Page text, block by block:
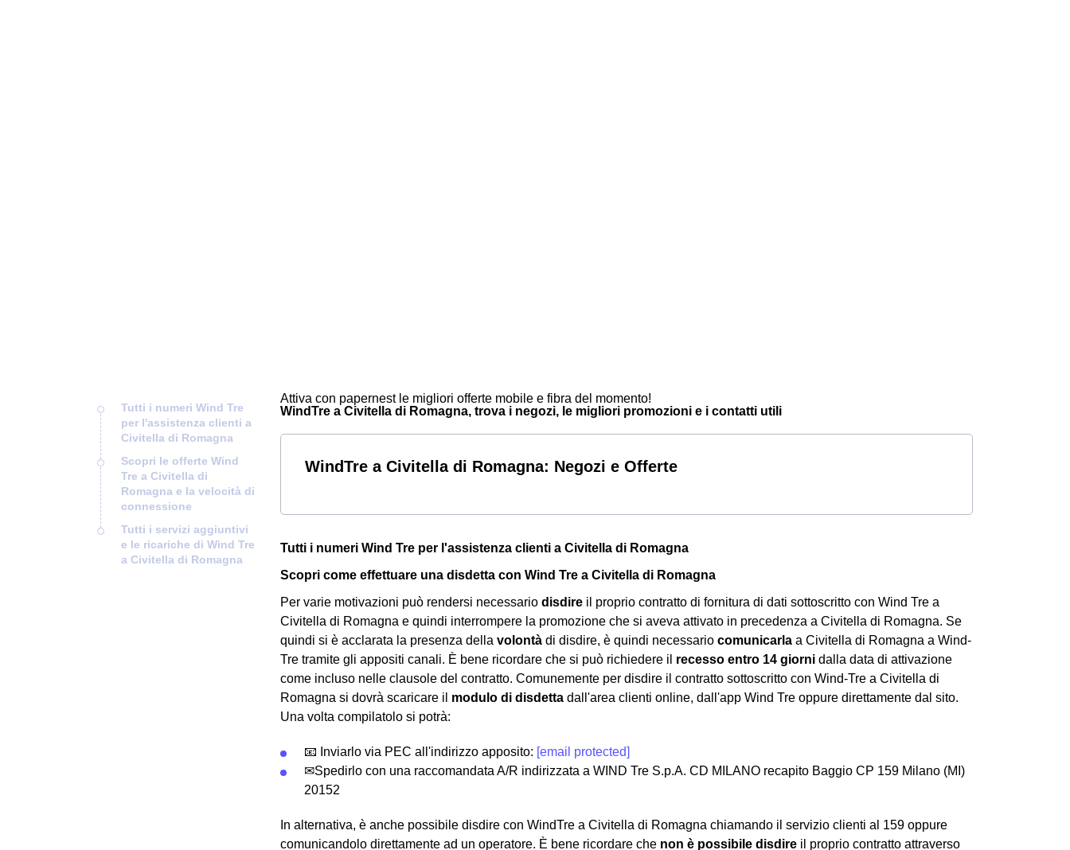
Tutti i numeri Wind Tre
per l'assistenza clienti a
Civitella di Romagna
Scopri le offerte Wind
Tre a Civitella di
Romagna e la velocità di
connessione
Tutti i servizi aggiuntivi
e le ricariche di Wind Tre
a Civitella di Romagna
Attiva con papernest le migliori offerte mobile e fibra del momento!
WindTre a Civitella di Romagna, trova i negozi, le migliori promozioni e i contatti utili
WindTre a Civitella di Romagna: Negozi e Offerte
Tutti i numeri Wind Tre per l'assistenza clienti a Civitella di Romagna
Scopri come effettuare una disdetta con Wind Tre a Civitella di Romagna
Per varie motivazioni può rendersi necessario disdire il proprio contratto di fornitura di dati sottoscritto con Wind Tre a
Civitella di Romagna e quindi interrompere la promozione che si aveva attivato in precedenza a Civitella di Romagna. Se
quindi si è acclarata la presenza della volontà di disdire, è quindi necessario comunicarla a Civitella di Romagna a Wind-
Tre tramite gli appositi canali. È bene ricordare che si può richiedere il recesso entro 14 giorni dalla data di attivazione
come incluso nelle clausole del contratto. Comunemente per disdire il contratto sottoscritto con Wind-Tre a Civitella di
Romagna si dovrà scaricare il modulo di disdetta dall'area clienti online, dall'app Wind Tre oppure direttamente dal sito.
Una volta compilatolo si potrà:
📧 Inviarlo via PEC all'indirizzo apposito: [email protected]
✉Spedirlo con una raccomandata A/R indirizzata a WIND Tre S.p.A. CD MILANO recapito Baggio CP 159 Milano (MI)
20152
In alternativa, è anche possibile disdire con WindTre a Civitella di Romagna chiamando il servizio clienti al 159 oppure
comunicandolo direttamente ad un operatore. È bene ricordare che non è possibile disdire il proprio contratto attraverso